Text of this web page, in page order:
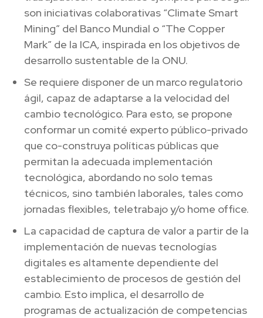
son iniciativas colaborativas “Climate Smart
Mining” del Banco Mundial o “The Copper
Mark” de la ICA, inspirada en los objetivos de
desarrollo sustentable de la ONU.
Se requiere disponer de un marco regulatorio
ágil, capaz de adaptarse a la velocidad del
cambio tecnológico. Para esto, se propone
conformar un comité experto público-privado
que co-construya políticas públicas que
permitan la adecuada implementación
tecnológica, abordando no solo temas
técnicos, sino también laborales, tales como
jornadas flexibles, teletrabajo y/o home office.
La capacidad de captura de valor a partir de la
implementación de nuevas tecnologías
digitales es altamente dependiente del
establecimiento de procesos de gestión del
cambio. Esto implica, el desarrollo de
programas de actualización de competencias